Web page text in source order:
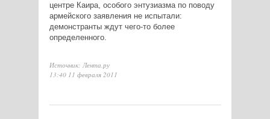
центре Каира, особого энтузиазма по поводу
армейского заявления не испытали:
демонстранты ждут чего-то более
определенного.
Источник: Лента.ру
13:40 11 февраля 2011